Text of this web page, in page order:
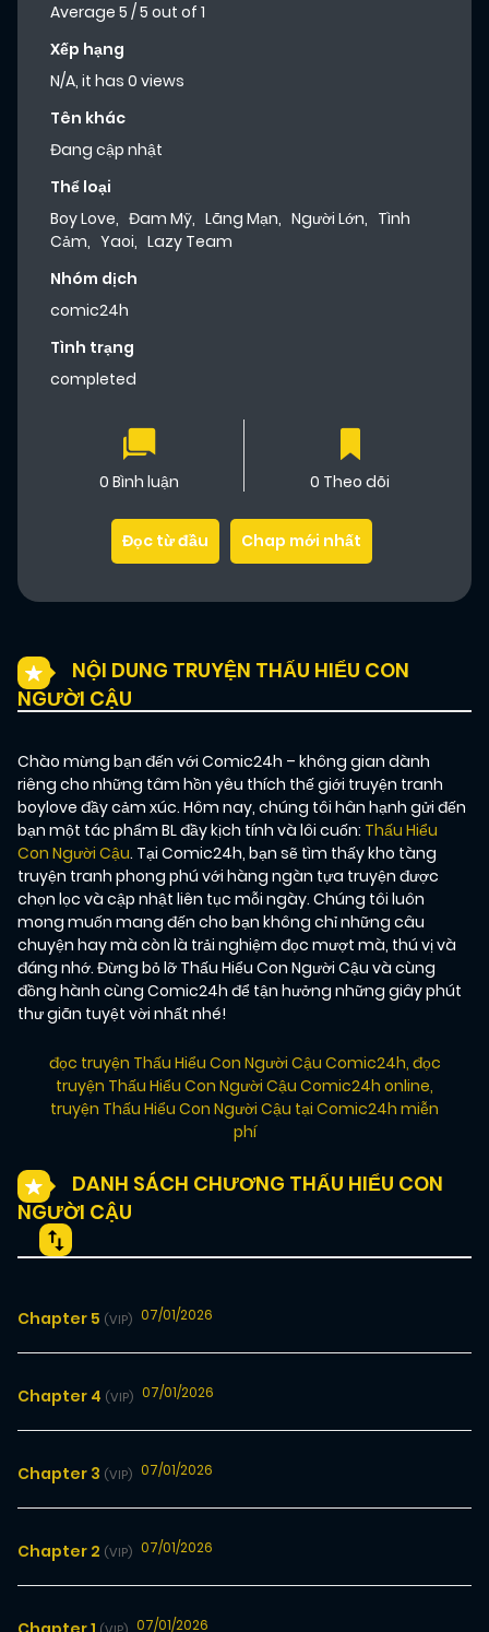
Average 5 /5 out of 1
Xếp hạng
N/A, it has 0 views
Tên khác
Đang cập nhật
Thể loại
Boy Love, Đam Mỹ, Lãng Mạn, Người Lớn, Tình
Cảm, Yaoi, Lazy Team
Nhóm dịch
comic24h
Tình trạng
completed
0 Bình luận 0 Theo dõi
Đọc từ đầu Chap mới nhất
NỘI DUNG TRUYỆN THẤU HIỂU CON
NGƯỜI CẬU
Chào mừng bạn đến với Comic24h – không gian dành
riêng cho những tâm hồn yêu thích thế giới truyện tranh
boylove đầy cảm xúc. Hôm nay, chúng tôi hân hạnh gửi đến
bạn một tác phẩm BL đầy kịch tính và lôi cuốn: Thấu Hiểu
Con Người Cậu. Tại Comic24h, bạn sẽ tìm thấy kho tàng
truyện tranh phong phú với hàng ngàn tựa truyện được
chọn lọc và cập nhật liên tục mỗi ngày. Chúng tôi luôn
mong muốn mang đến cho bạn không chỉ những câu
chuyện hay mà còn là trải nghiệm đọc mượt mà, thú vị và
đáng nhớ. Đừng bỏ lỡ Thấu Hiểu Con Người Cậu và cùng
đồng hành cùng Comic24h để tận hưởng những giây phút
thư giãn tuyệt vời nhất nhé!
đọc truyện Thấu Hiểu Con Người Cậu Comic24h, đọc
truyện Thấu Hiểu Con Người Cậu Comic24h online,
truyện Thấu Hiểu Con Người Cậu tại Comic24h miễn
phí
DANH SÁCH CHƯƠNG THẤU HIỂU CON
NGƯỜI CẬU
Chapter 5 (VIP) 07/01/2026
Chapter 4 (VIP) 07/01/2026
Chapter 3 (VIP) 07/01/2026
Chapter 2 (VIP) 07/01/2026
07/01/2026